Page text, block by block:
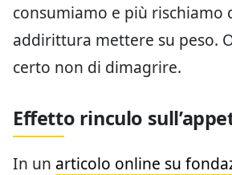
consumiamo e più rischiamo
addirittura mettere su peso.
certo non di dimagrire.
Effetto rinculo
In un articolo online su